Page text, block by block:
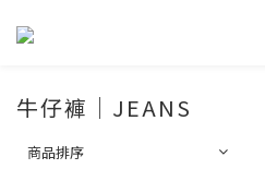
牛仔褲｜JEANS
商品排序